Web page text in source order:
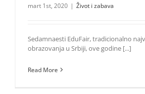
mart 1st, 2020 | Život i zabava
Sedamnaesti EduFair, tradicionalno
obrazovanja u Srbiji, ove godine [...]
Read More